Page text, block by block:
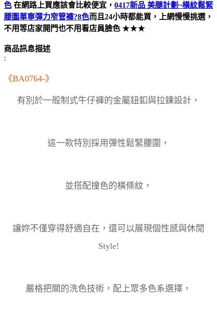
色 在網路上買應該會比較便宜， 0417新品 美腿計劃~橫紋鬆緊
腰圍單寧彈力窄管褲?8色而且24小時都能買，上網慢慢挑選，
不用等店家開門也不用看店員臉色 ★★★
商品訊息描述
:
《BA0764-》
有別於一般制式牛仔褲的金屬鈕釦與拉鍊設計，
這一款特別採用彈性鬆緊腰圍，
並搭配撞色的橫條紋，
讓妳不僅穿得舒適自在，還可以展現個性感與休閒
Style!
嚴格把關的洗色技術，配上眾多色系選擇，